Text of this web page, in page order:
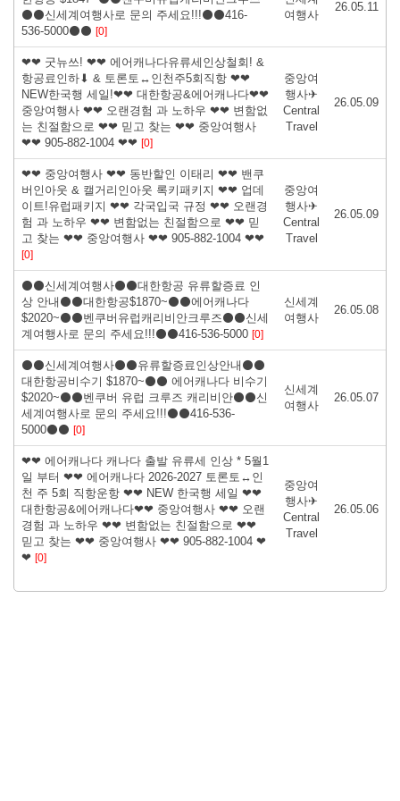
⚫⚫신세계여행사로 문의 주세요!!!⚫⚫416-
536-5000⚫⚫ [0]
여행사
26.05.11
❤❤ 굿뉴쓰! ❤❤ 에어캐나다유류세인상철회! &
항공료인하⬇ & 토론토↔인천주5회직항 ❤❤
NEW한국행 세일!❤❤ 대한항공&에어캐나다❤❤
중앙여행사 ❤❤ 오랜경험 과 노하우 ❤❤ 변함없
는 친절함으로 ❤❤ 믿고 찾는 ❤❤ 중앙여행사
❤❤ 905-882-1004 ❤❤ [0]
중앙여
행사✈
Central
Travel
26.05.09
❤❤ 중앙여행사 ❤❤ 동반할인 이태리 ❤❤ 밴쿠
버인아웃 & 캘거리인아웃 록키패키지 ❤❤ 업데
이트!유럽패키지 ❤❤ 각국입국 규정 ❤❤ 오랜경
험 과 노하우 ❤❤ 변함없는 친절함으로 ❤❤ 믿
고 찾는 ❤❤ 중앙여행사 ❤❤ 905-882-1004 ❤❤
[0]
중앙여
행사✈
Central
Travel
26.05.09
⚫⚫신세계여행사⚫⚫대한항공 유류할증료 인
상 안내⚫⚫대한항공$1870~⚫⚫에어캐나다
$2020~⚫⚫벤쿠버유럽캐리비안크루즈⚫⚫신세
계여행사로 문의 주세요!!!⚫⚫416-536-5000 [0]
신세계
여행사
26.05.08
⚫⚫신세계여행사⚫⚫유류할증료인상안내⚫⚫
대한항공비수기 $1870~⚫⚫ 에어캐나다 비수기
$2020~⚫⚫벤쿠버 유럽 크루즈 캐리비안⚫⚫신
세계여행사로 문의 주세요!!!⚫⚫416-536-
5000⚫⚫ [0]
신세계
여행사
26.05.07
❤❤ 에어캐나다 캐나다 출발 유류세 인상 * 5월1
일 부터 ❤❤ 에어캐나다 2026-2027 토론토↔인
천 주 5회 직항운항 ❤❤ NEW 한국행 세일 ❤❤
대한항공&에어캐나다❤❤ 중앙여행사 ❤❤ 오랜
경험 과 노하우 ❤❤ 변함없는 친절함으로 ❤❤
믿고 찾는 ❤❤ 중앙여행사 ❤❤ 905-882-1004 ❤
❤ [0]
중앙여
행사✈
Central
Travel
26.05.06